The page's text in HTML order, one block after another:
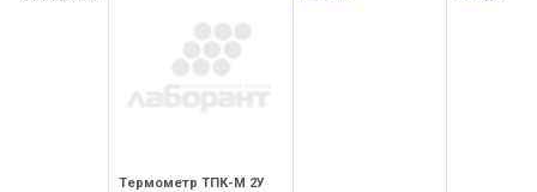
Термометр ТПК-М 2У